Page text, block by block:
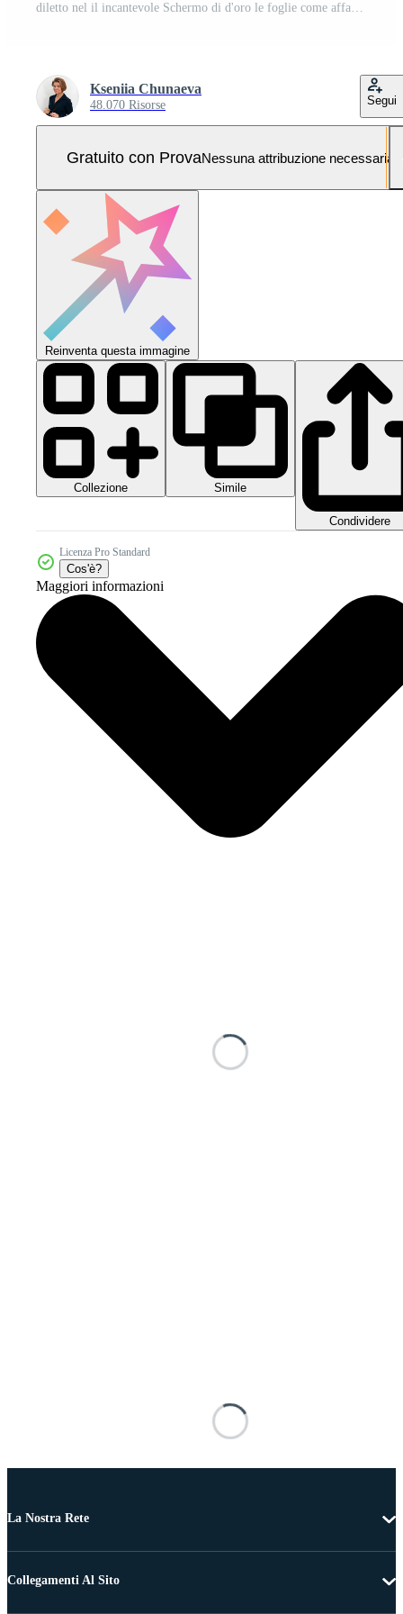
diletto nel il incantevole Schermo di d'oro le foglie come affascinante città venire vivo con autunno tonalità e vecchio stile feste Foto Pro
Kseniia Chunaeva
48.070 Risorse Segui
Gratuito con ProvaNessuna attribuzione necessaria
Reinventa questa immagine
Collezione Simile
Condividere
Licenza Pro Standard
Cos'è?
Maggiori informazioni
La Nostra Rete
Collegamenti Al Sito